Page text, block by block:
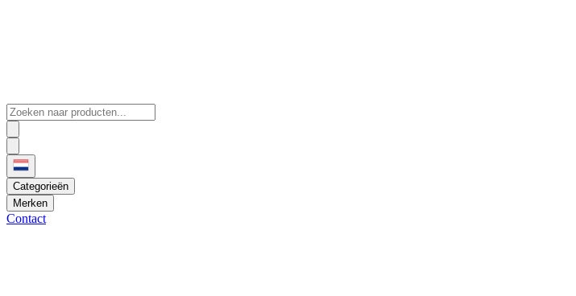
Categorieën
Merken
Contact